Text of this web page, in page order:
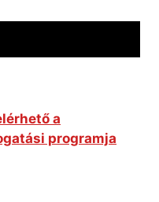
a
programja